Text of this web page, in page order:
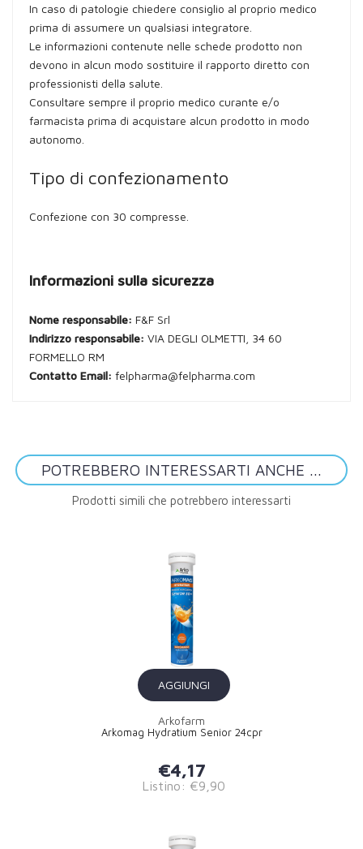
In caso di patologie chiedere consiglio al proprio medico
prima di assumere un qualsiasi integratore.
Le informazioni contenute nelle schede prodotto non
devono in alcun modo sostituire il rapporto diretto con
professionisti della salute.
Consultare sempre il proprio medico curante e/o
farmacista prima di acquistare alcun prodotto in modo
autonomo.
Tipo di confezionamento
Confezione con 30 compresse.
Informazioni sulla sicurezza
Nome responsabile: F&F Srl
Indirizzo responsabile: VIA DEGLI OLMETTI, 34 60
FORMELLO RM
Contatto Email: felpharma@felpharma.com
POTREBBERO INTERESSARTI ANCHE ...
Prodotti simili che potrebbero interessarti
AGGIUNGI
Arkofarm
Arkomag Hydratium Senior 24cpr
€4,17
Listino: €9,90